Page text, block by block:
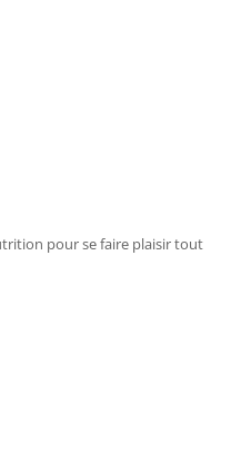
pour se faire plaisir tout